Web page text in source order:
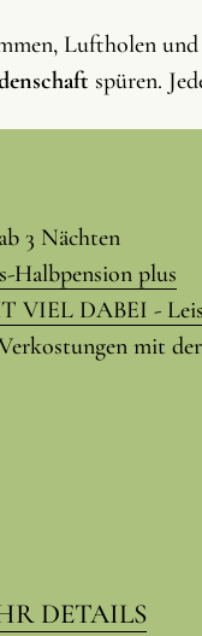
Luftholen
spüren.
3 Nächten
Halbpension plus
VIEL DABEI -
mit der
DETAILS